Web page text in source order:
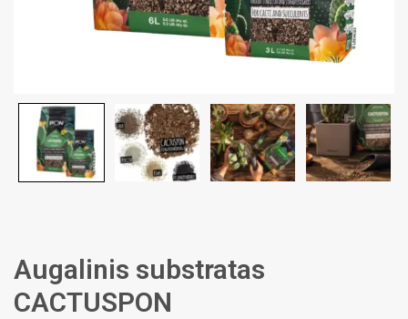
Augalinis substratas
CACTUSPON